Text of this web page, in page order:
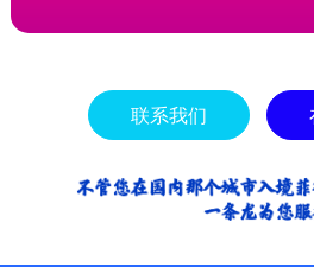
联系我们